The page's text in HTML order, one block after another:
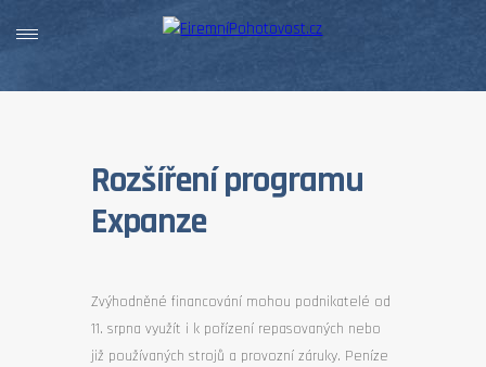
Rozšíření programu
Expanze
Zvýhodněné financování mohou podnikatelé od
11. srpna využít i k pořízení repasovaných nebo
již používaných strojů a provozní záruky. Peníze